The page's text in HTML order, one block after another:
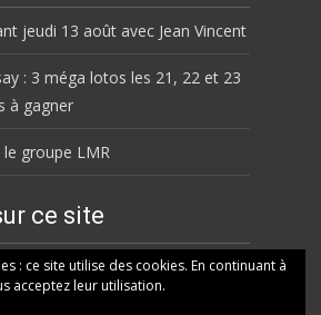
jeudi 13 août avec Jean Vincent
: 3 méga lotos les 21, 22 et 23
à gagner
groupe LMR
ce site
: ce site utilise des cookies. En continuant à
acceptez leur utilisation.